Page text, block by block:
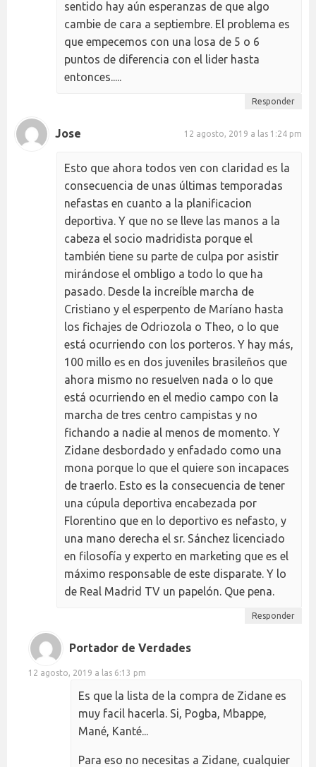
sentido hay aún esperanzas de que algo
cambie de cara a septiembre. El problema es
que empecemos con una losa de 5 o 6
puntos de diferencia con el lider hasta
entonces.....
Responder
Jose 12 agosto, 2019 a las 1:24 pm
Esto que ahora todos ven con claridad es la
consecuencia de unas últimas temporadas
nefastas en cuanto a la planificacion
deportiva. Y que no se lleve las manos a la
cabeza el socio madridista porque el
también tiene su parte de culpa por asistir
mirándose el ombligo a todo lo que ha
pasado. Desde la increíble marcha de
Cristiano y el esperpento de Maríano hasta
los fichajes de Odriozola o Theo, o lo que
está ocurriendo con los porteros. Y hay más,
100 millo es en dos juveniles brasileños que
ahora mismo no resuelven nada o lo que
está ocurriendo en el medio campo con la
marcha de tres centro campistas y no
fichando a nadie al menos de momento. Y
Zidane desbordado y enfadado como una
mona porque lo que el quiere son incapaces
de traerlo. Esto es la consecuencia de tener
una cúpula deportiva encabezada por
Florentino que en lo deportivo es nefasto, y
una mano derecha el sr. Sánchez licenciado
en filosofía y experto en marketing que es el
máximo responsable de este disparate. Y lo
de Real Madrid TV un papelón. Que pena.
Responder
Portador de Verdades
12 agosto, 2019 a las 6:13 pm
Es que la lista de la compra de Zidane es
muy facil hacerla. Si, Pogba, Mbappe,
Mané, Kanté...
Para eso no necesitas a Zidane, cualquier